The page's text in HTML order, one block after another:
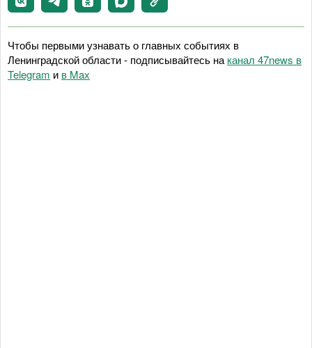
Чтобы первыми узнавать о главных событиях в
Ленинградской области - подписывайтесь на канал 47news в
Telegram и в Maх